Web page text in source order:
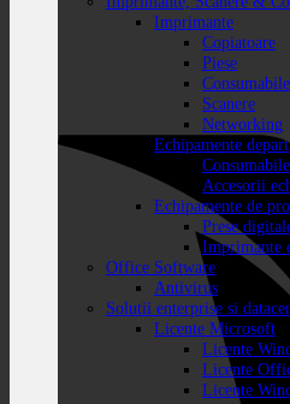
Imprimante
Copiatoare
Piese
Consumabile
Scanere
Networking
Echipamente
Accesorii
Echipamente de
Prese
Imprimante
Office Software
Antivirus
Solutii enterprise si
Licente Microsoft
Licente
Licente
Licente